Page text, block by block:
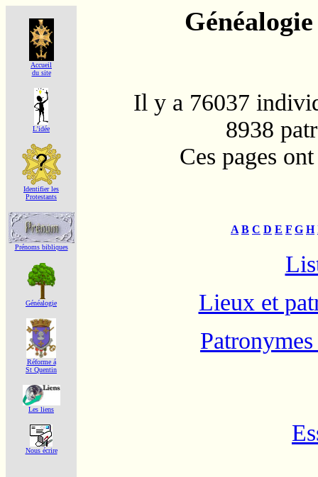
Accueil
du site
L'idée
Identifier les
Protestants
Prénoms bibliques
Généalogie
Réforme á
St Quentin
Les liens
Nous écrire
Il y a 76037
8938
Ces pages
A B C D E F G H
Lieux et